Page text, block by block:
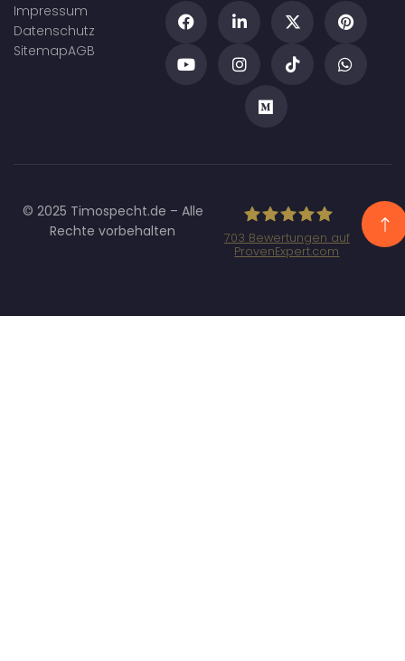
Impressum
Datenschutz
SitemapAGB
© 2025 Timospecht.de – Alle
Rechte vorbehalten
Marketing GmbH
703 Bewertungen auf
ProvenExpert.com